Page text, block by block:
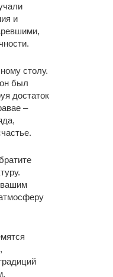
и
столу.
был
достаток
–
вашим